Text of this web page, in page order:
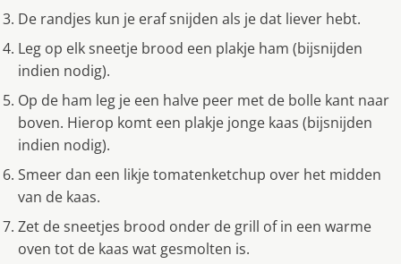
De randjes kun je eraf snijden als je dat liever hebt.
Leg op elk sneetje brood een plakje ham (bijsnijden
indien nodig).
Op de ham leg je een halve peer met de bolle kant naar
boven. Hierop komt een plakje jonge kaas (bijsnijden
indien nodig).
Smeer dan een likje tomatenketchup over het midden
van de kaas.
Zet de sneetjes brood onder de grill of in een warme
oven tot de kaas wat gesmolten is.